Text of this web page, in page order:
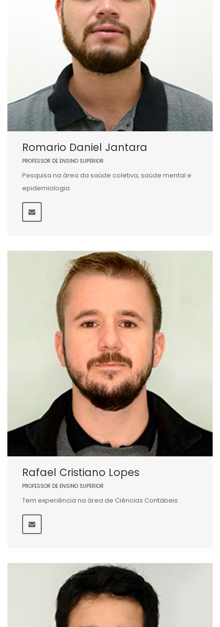
Romario Daniel Jantara
PROFESSOR DE ENSINO SUPERIOR
Pesquisa na área da saúde coletiva, saúde mental e
epidemiologia
Rafael Cristiano Lopes
PROFESSOR DE ENSINO SUPERIOR
Tem experiência na área de Ciências Contábeis.